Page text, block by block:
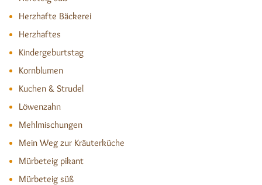
Herzhafte Bäckerei
Herzhaftes
Kindergeburtstag
Kornblumen
Kuchen & Strudel
Löwenzahn
Mehlmischungen
Mein Weg zur Kräuterküche
Mürbeteig pikant
Mürbeteig süß